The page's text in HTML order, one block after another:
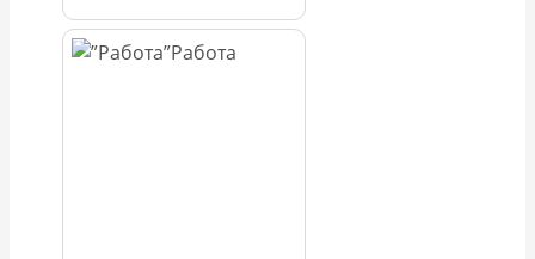
Работа